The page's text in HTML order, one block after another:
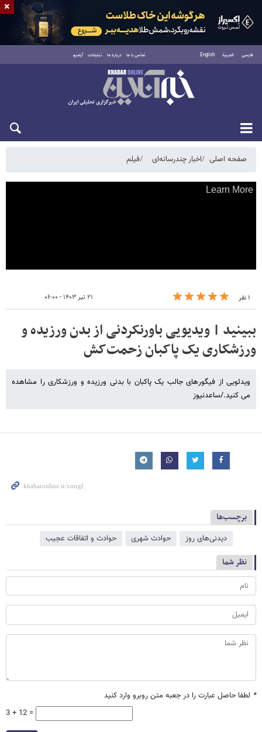
فارسی العربية English تماس با ما درباره ما تبلیغات آرشیو
یکشنبه ۱۸ مرداد ۱۴۰۵
صفحه اصلی اخبار چندرسانه‌ای فیلم
۱ نفر ۲۱ تیر ۱۴۰۳ - ۰۶:۰۰
ببینید | ویدیویی باورنکردنی از بدن ورزیده و
ورزشکاری یک پاکبان زحمت‌کش
ویدئویی از فیگورهای جالب یک پاکبان با بدنی ورزیده و ورزشکاری را مشاهده
می کنید./ساعدنیوز
برچسب‌ها
دیدنی‌های روز حوادث شهری حوادث و اتفاقات عجیب
نظر شما
* لطفا حاصل عبارت را در جعبه متن روبرو وارد کنید
3 + 12 =
×